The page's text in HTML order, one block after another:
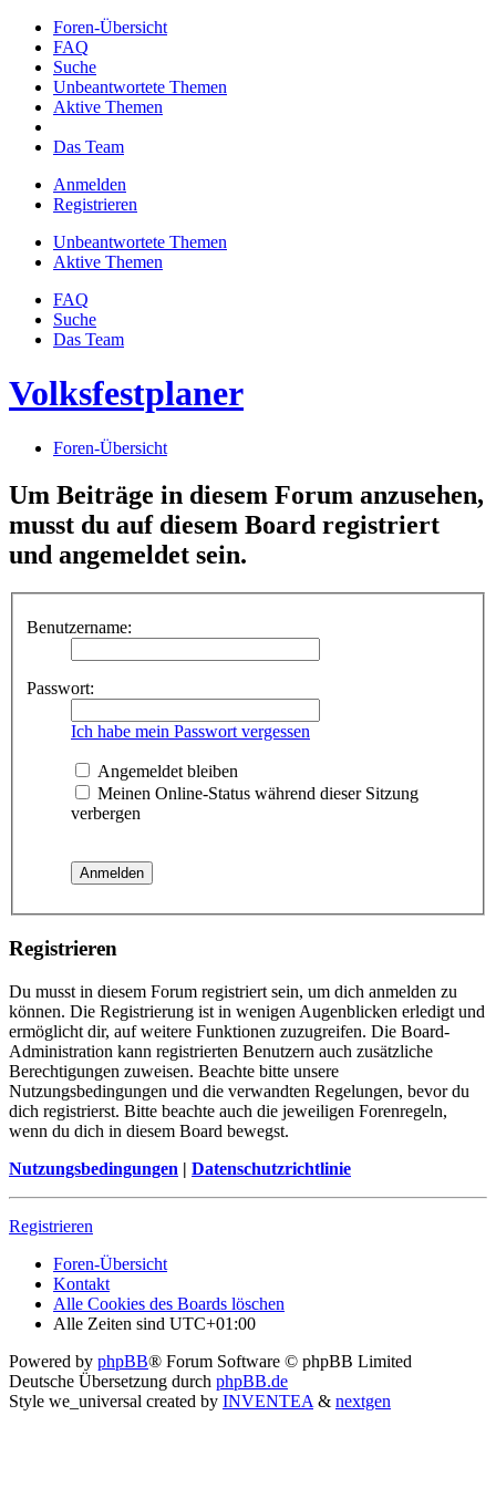
Foren-Übersicht
FAQ
Suche
Unbeantwortete Themen
Aktive Themen
Das Team
Anmelden
Registrieren
Unbeantwortete Themen
Aktive Themen
FAQ
Suche
Das Team
Volksfestplaner
Foren-Übersicht
Um Beiträge in diesem Forum anzusehen,
musst du auf diesem Board registriert
und angemeldet sein.
Benutzername:
Passwort:
Ich habe mein Passwort vergessen
Angemeldet bleiben
Meinen Online-Status während dieser Sitzung
verbergen
Registrieren
Du musst in diesem Forum registriert sein, um dich anmelden zu
können. Die Registrierung ist in wenigen Augenblicken erledigt und
ermöglicht dir, auf weitere Funktionen zuzugreifen. Die Board-
Administration kann registrierten Benutzern auch zusätzliche
Berechtigungen zuweisen. Beachte bitte unsere
Nutzungsbedingungen und die verwandten Regelungen, bevor du
dich registrierst. Bitte beachte auch die jeweiligen Forenregeln,
wenn du dich in diesem Board bewegst.
Nutzungsbedingungen | Datenschutzrichtlinie
Registrieren
Foren-Übersicht
Kontakt
Alle Cookies des Boards löschen
Alle Zeiten sind UTC+01:00
Powered by phpBB® Forum Software © phpBB Limited
Deutsche Übersetzung durch phpBB.de
Style we_universal created by INVENTEA & nextgen